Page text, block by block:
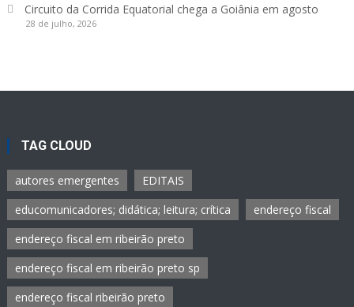
Circuito da Corrida Equatorial chega a Goiânia em agosto
28 de julho, 2026
TAG CLOUD
autores emergentes
EDITAIS
educomunicadores; didática; leitura; crítica
endereço fiscal
endereço fiscal em ribeirão preto
endereço fiscal em ribeirão preto sp
endereço fiscal ribeirão preto